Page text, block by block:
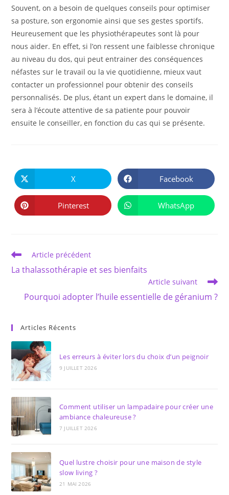
Souvent, on a besoin de quelques conseils pour optimiser
sa posture, son ergonomie ainsi que ses gestes sportifs.
Heureusement que les physiothérapeutes sont là pour
nous aider. En effet, si l’on ressent une faiblesse chronique
au niveau du dos, qui peut entrainer des conséquences
néfastes sur le travail ou la vie quotidienne, mieux vaut
contacter un professionnel pour obtenir des conseils
personnalisés. De plus, étant un expert dans le domaine, il
sera à l’écoute attentive de sa patiente pour pouvoir
ensuite le conseiller, en fonction du cas qui se présente.
CE
CONTENU
Ouvrir
dans
une
autre
fenêtre
X Ouvrir
dans
une
autre
fenêtre
Facebook
Ouvrir
dans
Pinterest Ouvrir
dans
WhatsApp
Read
more
articles
Article précédent
La thalassothérapie et ses bienfaits
Article suivant
Pourquoi adopter l’huile essentielle de géranium ?
Articles Récents
Les erreurs à éviter lors du choix d’un peignoir
9 JUILLET 2026
Comment utiliser un lampadaire pour créer une
ambiance chaleureuse ?
7 JUILLET 2026
Quel lustre choisir pour une maison de style
slow living ?
21 MAI 2026